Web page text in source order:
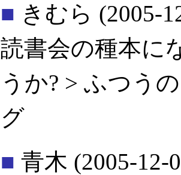
■ きむら (2005-
読書会の種本に
うか? > ふつう
グ
■ 青木 (2005-12-